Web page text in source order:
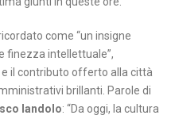
come “un insigne
finezza intellettuale”,
il contributo offerto alla città
brillanti. Parole di
Iandolo: “Da oggi, la cultura